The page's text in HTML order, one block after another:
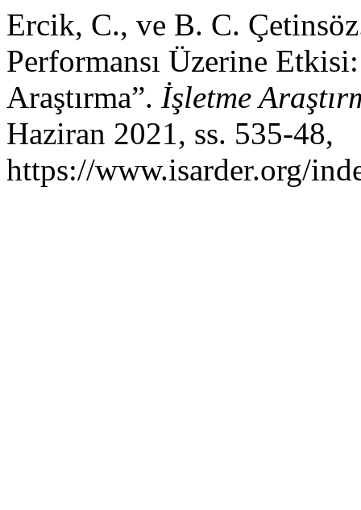
Ercik, C., ve B. C.
Performansı Üzerine
Araştırma”. İşletme
Haziran 2021, ss. 535-48,
https://www.isarder.org/